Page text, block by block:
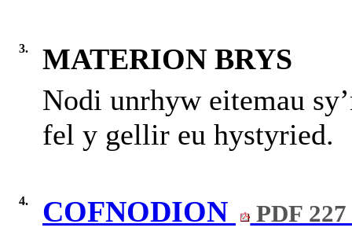
3.
MATERION BRYS
Nodi unrhyw eitemau
fel y gellir eu hystyried.
4. COFNODION PDF